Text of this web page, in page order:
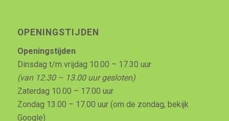
OPENINGSTIJDEN
Openingstijden
Dinsdag t/m vrijdag 10.00 – 17.30 uur
(van 12.30 – 13.00 uur gesloten)
Zaterdag 10.00 – 17.00 uur
Zondag 13.00 – 17.00 uur (om de zondag, bekijk
Google)